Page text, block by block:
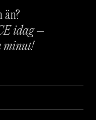
än?
idag –
minut!